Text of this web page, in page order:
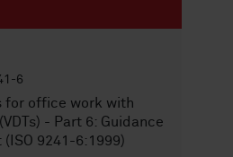
6
for office work with
- Part 6: Guidance
9241-6:1999)